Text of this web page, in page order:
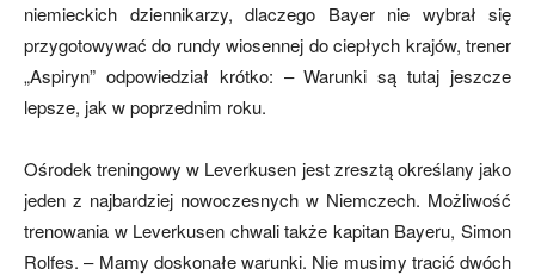
mecze,
skład)
niemieckich dziennikarzy, dlaczego Bayer nie wybrał się
przygotowywać do rundy wiosennej do ciepłych krajów, trener
„Aspiryn” odpowiedział krótko: – Warunki są tutaj jeszcze
lepsze, jak w poprzednim roku.
Ośrodek treningowy w Leverkusen jest zresztą określany jako
jeden z najbardziej nowoczesnych w Niemczech. Możliwość
trenowania w Leverkusen chwali także kapitan Bayeru, Simon
Rolfes. – Mamy doskonałe warunki. Nie musimy tracić dwóch